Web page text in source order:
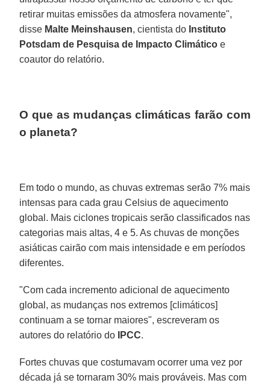
retirar muitas emissões da atmosfera novamente",
disse Malte Meinshausen, cientista do Instituto
Potsdam de Pesquisa de Impacto Climático e
coautor do relatório.
O que as mudanças climáticas farão com
o planeta?
Em todo o mundo, as chuvas extremas serão 7% mais
intensas para cada grau Celsius de aquecimento
global. Mais ciclones tropicais serão classificados nas
categorias mais altas, 4 e 5. As chuvas de monções
asiáticas cairão com mais intensidade e em períodos
diferentes.
"Com cada incremento adicional de aquecimento
global, as mudanças nos extremos [climáticos]
continuam a se tornar maiores", escreveram os
autores do relatório do
IPCC.
Fortes chuvas que costumavam ocorrer uma vez por
década já se tornaram 30% mais prováveis. Mas com